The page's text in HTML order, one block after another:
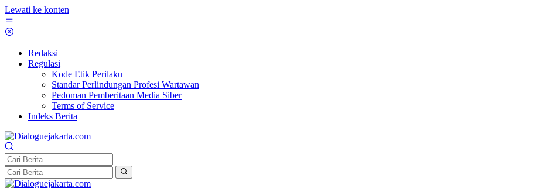
Lewati ke konten
Redaksi
Regulasi
Kode Etik Perilaku
Standar Perlindungan Profesi Wartawan
Pedoman Pemberitaan Media Siber
Terms of Service
Indeks Berita